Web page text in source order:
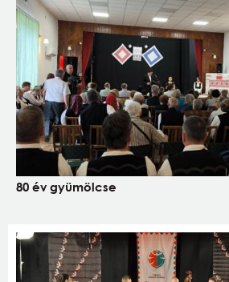
80 év gyümölcse